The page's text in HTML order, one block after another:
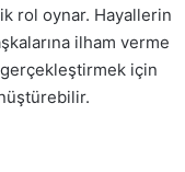
rol oynar. Hayallerin
ilham verme
için